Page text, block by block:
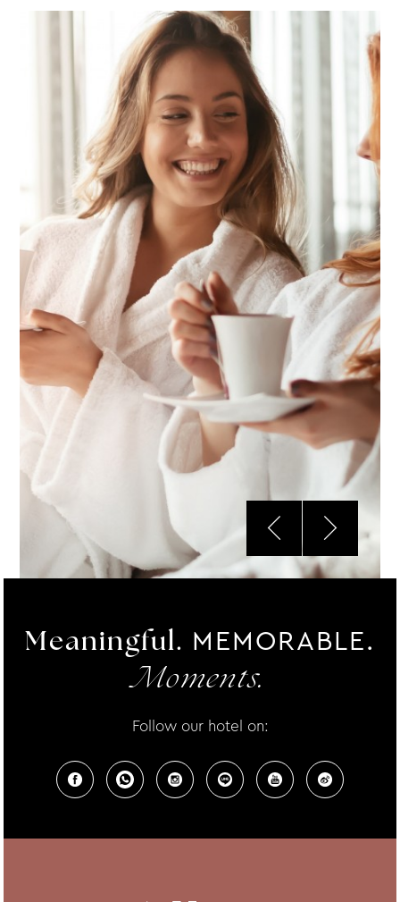
Meaningful. MEMORABLE.
Moments.
Follow our hotel on: